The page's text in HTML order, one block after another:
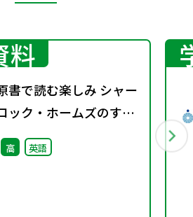
料
書で読む楽しみ シャー
ック・ホームズのすす
め（11－136①）―英文
法と構文理解の教材とし
高 英語